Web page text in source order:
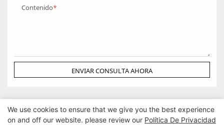
Contenido
ENVIAR CONSULTA AHORA
We use cookies to ensure that we give you the best experience
on and off our website. please review our Política De Privacidad